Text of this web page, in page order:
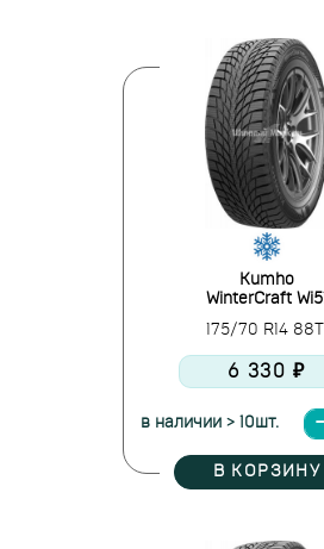
Kumho
WinterCraft Wi51
175/70 R14 88T
6 330 ₽
в наличии > 10шт.
В КОРЗИНУ